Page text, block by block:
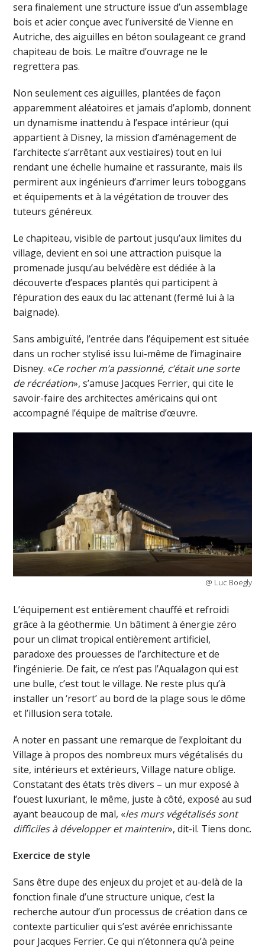
sera finalement une structure issue d’un assemblage
bois et acier conçue avec l’université de Vienne en
Autriche, des aiguilles en béton soulageant ce grand
chapiteau de bois. Le maître d’ouvrage ne le
regrettera pas.
Non seulement ces aiguilles, plantées de façon
apparemment aléatoires et jamais d’aplomb, donnent
un dynamisme inattendu à l’espace intérieur (qui
appartient à Disney, la mission d’aménagement de
l’architecte s’arrêtant aux vestiaires) tout en lui
rendant une échelle humaine et rassurante, mais ils
permirent aux ingénieurs d’arrimer leurs toboggans
et équipements et à la végétation de trouver des
tuteurs généreux.
Le chapiteau, visible de partout jusqu’aux limites du
village, devient en soi une attraction puisque la
promenade jusqu’au belvédère est dédiée à la
découverte d’espaces plantés qui participent à
l’épuration des eaux du lac attenant (fermé lui à la
baignade).
Sans ambiguïté, l’entrée dans l’équipement est située
dans un rocher stylisé issu lui-même de l’imaginaire
Disney. «Ce rocher m’a passionné, c’était une sorte
de récréation», s’amuse Jacques Ferrier, qui cite le
savoir-faire des architectes américains qui ont
accompagné l’équipe de maîtrise d’œuvre.
@ Luc Boegly
L’équipement est entièrement chauffé et refroidi
grâce à la géothermie. Un bâtiment à énergie zéro
pour un climat tropical entièrement artificiel,
paradoxe des prouesses de l’architecture et de
l’ingénierie. De fait, ce n’est pas l’Aqualagon qui est
une bulle, c’est tout le village. Ne reste plus qu’à
installer un ‘resort’ au bord de la plage sous le dôme
et l’illusion sera totale.
A noter en passant une remarque de l’exploitant du
Village à propos des nombreux murs végétalisés du
site, intérieurs et extérieurs, Village nature oblige.
Constatant des états très divers – un mur exposé à
l’ouest luxuriant, le même, juste à côté, exposé au sud
ayant beaucoup de mal, «les murs végétalisés sont
difficiles à développer et maintenir», dit-il. Tiens donc.
Exercice de style
Sans être dupe des enjeux du projet et au-delà de la
fonction finale d’une structure unique, c’est la
recherche autour d’un processus de création dans ce
contexte particulier qui s’est avérée enrichissante
pour Jacques Ferrier. Ce qui n’étonnera qu’à peine